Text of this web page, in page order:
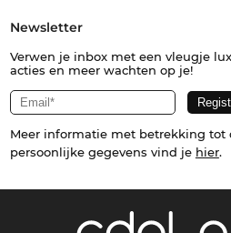
Newsletter
Verwen je inbox met een vleugje
acties en meer wachten op je!
Meer informatie met betrekking tot
persoonlijke gegevens vind je hier.